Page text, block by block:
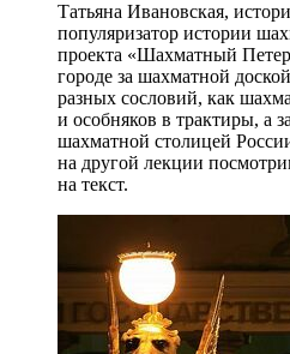
Татьяна Ивановская,
популяризатор истории
проекта «Шахматный
городе за шахматной
разных сословий, как
и особняков в трактиры, а
шахматной столицей
на другой лекции
на текст.